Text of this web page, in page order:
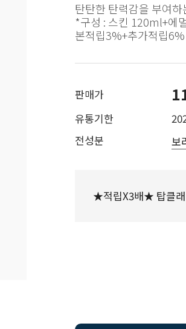
탄탄한 탄력감을 부여
*구성 : 스킨 120ml+에
본적립3%+추가적립
판매가
유통기한
전성분
보